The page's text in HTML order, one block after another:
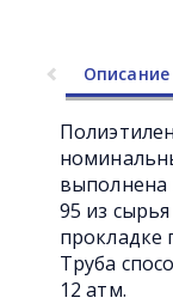
Описание
выполнена
95 из
прокладке
Труба
12 атм.